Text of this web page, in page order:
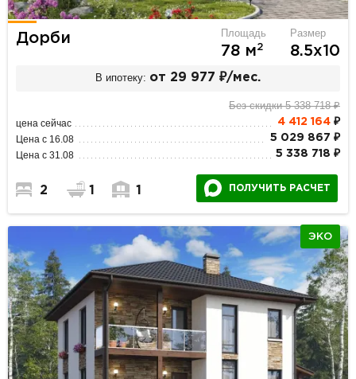
Дорби Площадь
78 м2
Размер
8.5х10
В ипотеку: от 29 977 ₽/мес.
Без скидки 5 338 718 ₽
цена сейчас 4 412 164₽
Цена с 16.08 5 029 867 ₽
Цена с 31.08 5 338 718 ₽
2 1 1 ПОЛУЧИТЬ РАСЧЕТ
ЭКО